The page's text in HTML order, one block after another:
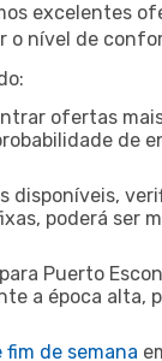
excelentes
o nível de
ofertas
de
disponíveis,
poderá ser
Puerto
a época alta,
de semana